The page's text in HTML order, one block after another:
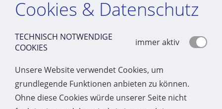
Cookies & Datenschutz
TECHNISCH NOTWENDIGE
COOKIES
immer aktiv
Unsere Website verwendet Cookies, um
grundlegende Funktionen anbieten zu können.
Ohne diese Cookies würde unserer Seite nicht